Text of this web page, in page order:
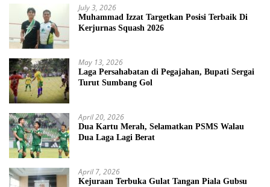
July 3, 2026
Muhammad Izzat Targetkan Posisi Terbaik Di
Kerjurnas Squash 2026
May 13, 2026
Laga Persahabatan di Pegajahan, Bupati Sergai
Turut Sumbang Gol
April 20, 2026
Dua Kartu Merah, Selamatkan PSMS Walau
Dua Laga Lagi Berat
April 7, 2026
Kejuraan Terbuka Gulat Tangan Piala Gubsu